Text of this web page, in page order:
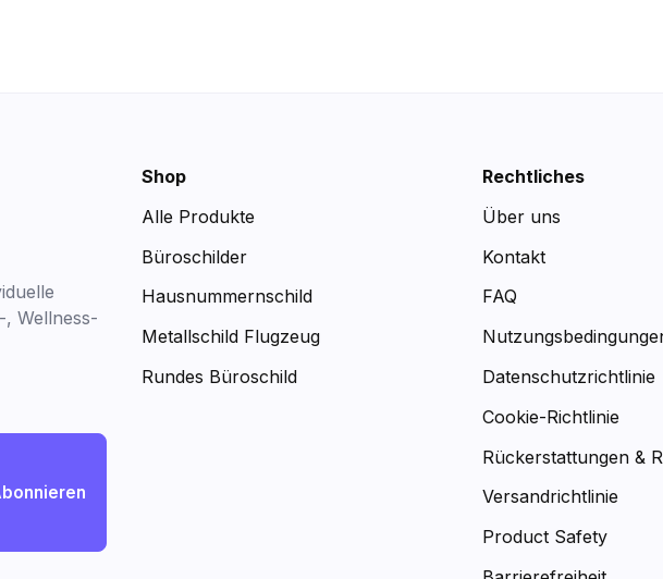
Wellness-
Shop
Alle Produkte
Büroschilder
Hausnummernschild
Metallschild Flugzeug
Rundes Büroschild
Rechtliches
Über uns
Kontakt
FAQ
Datenschutzrichtlinie
Cookie-Richtlinie
Rückerstattungen &
Versandrichtlinie
Product Safety